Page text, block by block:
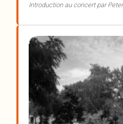
Introduction au concert par